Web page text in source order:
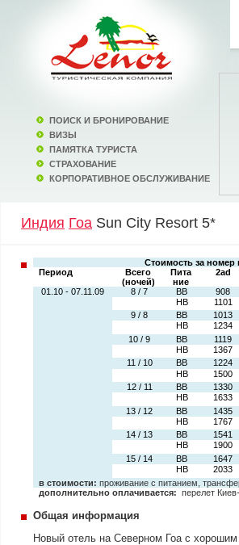
ПОИСК И БРОНИРОВАНИЕ
ВИЗЫ
ПАМЯТКА ТУРИСТА
СТРАХОВАНИЕ
КОРПОРАТИВНОЕ ОБСЛУЖИВАНИЕ
Индия Гоа Sun City Resort 5*
Стоимость за
Период
Всего
(ночей)
Пита
ние
2ad
01.10 - 07.11.09
8 / 7 BB 908
HB
1101
9 / 8
BB 1013
HB
1234
10 / 9
BB 1119
HB
1367
11 / 10
BB 1224
HB
1500
12 / 11
BB 1330
HB
1633
13 / 12
BB 1435
HB
1767
14 / 13
BB 1541
HB
1900
15 / 14
BB 1647
HB
2033
в стоимости:проживание с питанием,
дополнительно оплачивается: перелет
Общая информация
Новый отель на Северном Гоа с